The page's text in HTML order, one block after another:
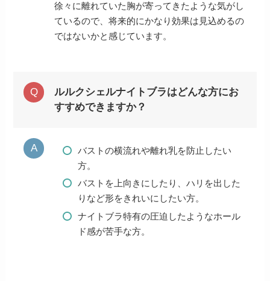
徐々に離れていた胸が寄ってきたような気がし
ているので、将来的にかなり効果は見込めるの
ではないかと感じています。
ルルクシェルナイトブラはどんな方にお
すすめできますか？
バストの横流れや離れ乳を防止したい
方。
バストを上向きにしたり、ハリを出した
りなど形をきれいにしたい方。
ナイトブラ特有の圧迫したようなホール
ド感が苦手な方。